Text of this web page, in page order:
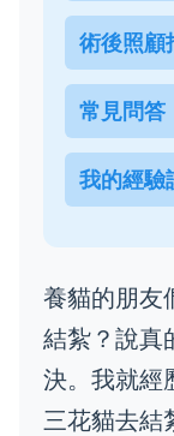
術後照顧
常見問答
我的經驗
養貓的朋友
結紮？說真
決。我就經
三花貓去結